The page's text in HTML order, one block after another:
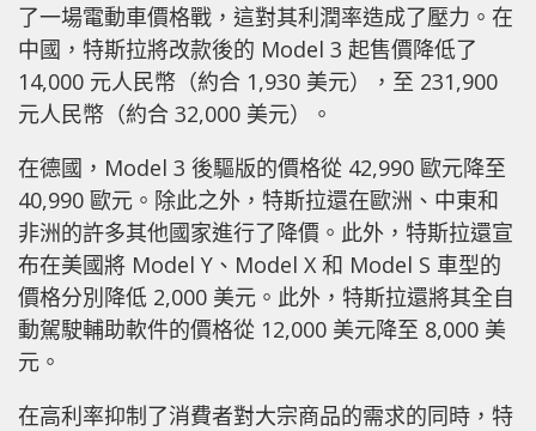
了一場電動車價格戰，這對其利潤率造成了壓力。在
中國，特斯拉將改款後的 Model 3 起售價降低了
14,000 元人民幣（約合 1,930 美元），至 231,900
元人民幣（約合 32,000 美元）。
在德國，Model 3 後驅版的價格從 42,990 歐元降至
40,990 歐元。除此之外，特斯拉還在歐洲、中東和
非洲的許多其他國家進行了降價。此外，特斯拉還宣
布在美國將 Model Y、Model X 和 Model S 車型的
價格分別降低 2,000 美元。此外，特斯拉還將其全自
動駕駛輔助軟件的價格從 12,000 美元降至 8,000 美
元。
在高利率抑制了消費者對大宗商品的需求的同時，特